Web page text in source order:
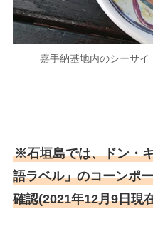
嘉手納基地内のシーサ
※石垣島では、ドン・
語ラベル」のコーンポ
確認(2021年12月9日現